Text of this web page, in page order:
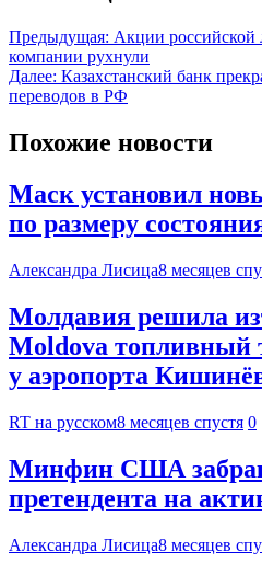
Предыдущая: Акции
компании рухнули
Далее: Казахстанский банк
переводов в РФ
Похожие новости
Маск установил
по размеру
Александра Лисица8 месяцев
Молдавия решила
Moldova топливный
у аэропорта
RT на русском8 месяцев спустя 0
Минфин США
претендента на
Александра Лисица8 месяцев